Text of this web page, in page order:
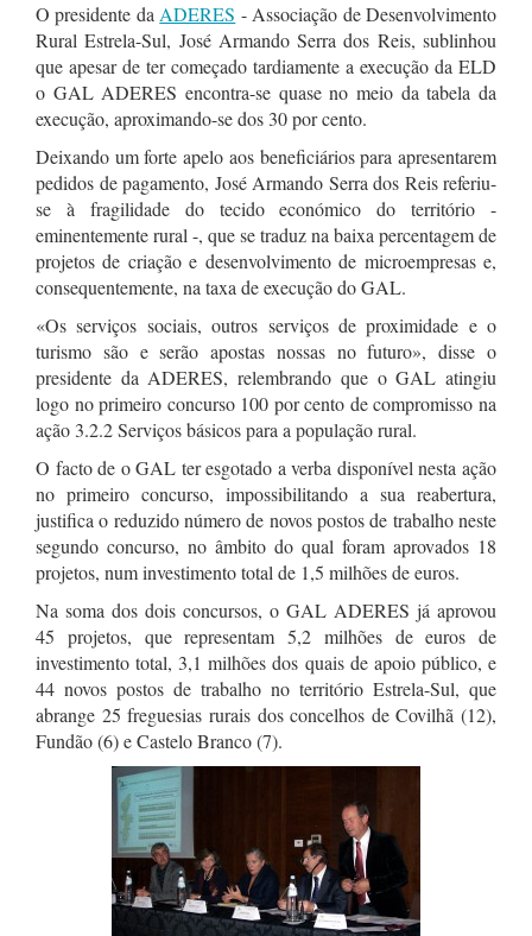
O presidente da ADERES - Associação de Desenvolvimento
Rural Estrela-Sul, José Armando Serra dos Reis, sublinhou
que apesar de ter começado tardiamente a execução da ELD
o GAL ADERES encontra-se quase no meio da tabela da
execução, aproximando-se dos 30 por cento.
Deixando um forte apelo aos beneficiários para apresentarem
pedidos de pagamento, José Armando Serra dos Reis referiu-
se à fragilidade do tecido económico do território -
eminentemente rural -, que se traduz na baixa percentagem de
projetos de criação e desenvolvimento de microempresas e,
consequentemente, na taxa de execução do GAL.
«Os serviços sociais, outros serviços de proximidade e o
turismo são e serão apostas nossas no futuro», disse o
presidente da ADERES, relembrando que o GAL atingiu
logo no primeiro concurso 100 por cento de compromisso na
ação 3.2.2 Serviços básicos para a população rural.
O facto de o GAL ter esgotado a verba disponível nesta ação
no primeiro concurso, impossibilitando a sua reabertura,
justifica o reduzido número de novos postos de trabalho neste
segundo concurso, no âmbito do qual foram aprovados 18
projetos, num investimento total de 1,5 milhões de euros.
Na soma dos dois concursos, o GAL ADERES já aprovou
45 projetos, que representam 5,2 milhões de euros de
investimento total, 3,1 milhões dos quais de apoio público, e
44 novos postos de trabalho no território Estrela-Sul, que
abrange 25 freguesias rurais dos concelhos de Covilhã (12),
Fundão (6) e Castelo Branco (7).